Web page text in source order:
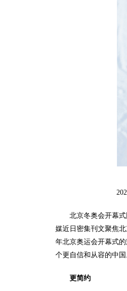
北京冬奥会开幕
媒近日密集刊文聚焦
年北京奥运会开幕式
个更自信和从容的中国
更简约